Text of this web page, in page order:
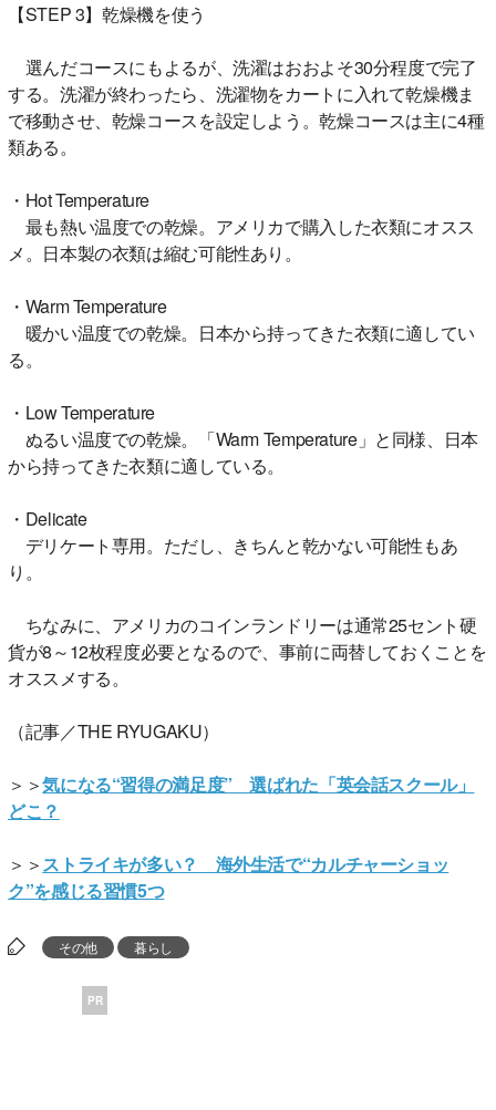
【STEP 3】乾燥機を使う
選んだコースにもよるが、洗濯はおおよそ30分程度で完了
する。洗濯が終わったら、洗濯物をカートに入れて乾燥機ま
で移動させ、乾燥コースを設定しよう。乾燥コースは主に4種
類ある。
・Hot Temperature
最も熱い温度での乾燥。アメリカで購入した衣類にオスス
メ。日本製の衣類は縮む可能性あり。
・Warm Temperature
暖かい温度での乾燥。日本から持ってきた衣類に適してい
る。
・Low Temperature
ぬるい温度での乾燥。「Warm Temperature」と同様、日本
から持ってきた衣類に適している。
・Delicate
デリケート専用。ただし、きちんと乾かない可能性もあ
り。
ちなみに、アメリカのコインランドリーは通常25セント硬
貨が8～12枚程度必要となるので、事前に両替しておくことを
オススメする。
（記事／THE RYUGAKU）
＞＞気になる“習得の満足度” 選ばれた「英会話スクール」
どこ？
＞＞ ストライキが多い？ 海外生活で“カルチャーショッ
ク”を感じる習慣5つ
その他 暮らし
PR